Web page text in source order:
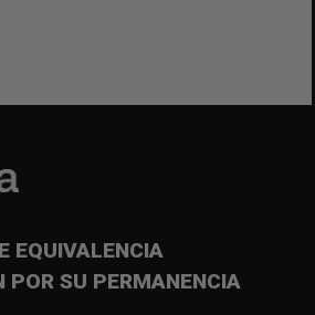
EQUIVALENCIA
POR SU PERMANENCIA